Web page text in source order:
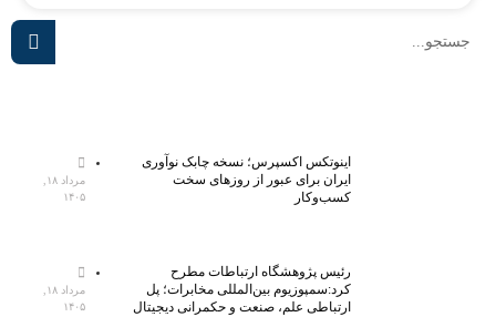
اینوتکس اکسپرس؛ نسخه چابک نوآوری
ایران برای عبور از روزهای سخت
کسب‌وکار
۱۴۰۵
رئیس پژوهشگاه ارتباطات مطرح
کرد:سمپوزیوم بین‌المللی مخابرات؛ پل
ارتباطی علم، صنعت و حکمرانی دیجیتال
۱۴۰۵